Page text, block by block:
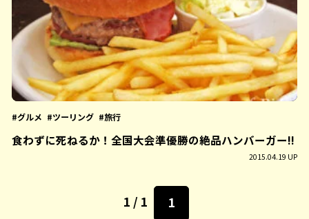
グルメ ツーリング 旅行
食わずに死ねるか！全国大会準優勝の絶品ハンバーガー!!
2015.04.19 UP
1 / 1 1